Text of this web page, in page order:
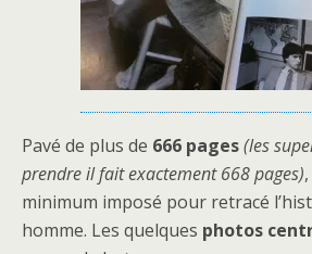
Pavé de plus de 666 pages(les
prendre il fait exactement 668 pages)
minimum imposé pour retracé
homme. Les quelques photos